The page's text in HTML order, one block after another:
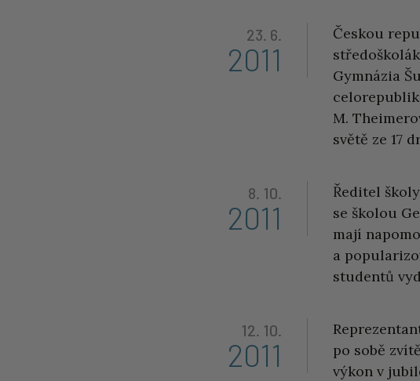
23. 6.
2011
Českou
Gymnázia
M.
světě ze 17
8. 10.
2011
Ředitel
se školou
mají
a
studentů
12. 10.
2011
po sobě
výkon v